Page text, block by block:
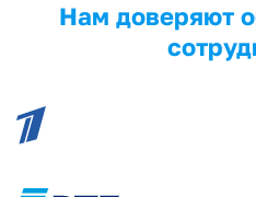
Нам доверяют